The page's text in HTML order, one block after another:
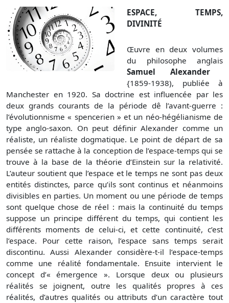
ESPACE, TEMPS,
DIVINITÉ
Œuvre en deux volumes
du philosophe anglais
Samuel Alexander
{1859-1938), publiée à
Manchester en 1920. Sa doctrine est influencée par les
deux grands courants de la période dê l’avant-guerre :
l’évolutionnisme « spencerien » et un néo-hégélianisme de
type anglo-saxon. On peut définir Alexander comme un
réaliste, un réaliste dogmatique. Le point de départ de sa
pensée se rattache à la conception de l’espace-temps qui se
trouve à la base de la théorie d’Einstein sur la relativité.
L’auteur soutient que l’espace et le temps ne sont pas deux
entités distinctes, parce qu’ils sont continus et néanmoins
divisibles en parties. Un moment ou une période de temps
sont quelque chose de réel : mais la continuité du temps
suppose un principe différent du temps, qui contient les
différents moments de celui-ci, et cette continuité, c’est
l’espace. Pour cette raison, l’espace sans temps serait
discontinu. Aussi Alexander considère-t-il l’espace-temps
comme une réalité fondamentale. Ensuite intervient le
concept d’« émergence ». Lorsque deux ou plusieurs
réalités se joignent, outre les qualités propres à ces
réalités, d’autres qualités ou attributs d’un caractère tout